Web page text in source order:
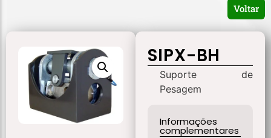
Voltar
SIPX-BH
Suporte de
Pesagem
Informações
complementares